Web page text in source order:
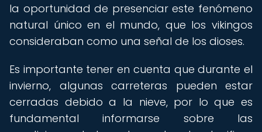
la oportunidad de presenciar este fenómeno
natural único en el mundo, que los vikingos
consideraban como una señal de los dioses.
Es importante tener en cuenta que durante el
invierno, algunas carreteras pueden estar
cerradas debido a la nieve, por lo que es
fundamental informarse sobre las